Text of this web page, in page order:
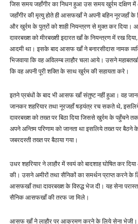
जिस समय जहाँगीर का निधन हुआ उस समय खुर्रम दक्षिण में
जहाँगीर की मृत्यु होते ही आसफखाँ ने अपनी बहिन नूरजहाँ के
और खुर्रम के पुत्रों को शाही नियन्त्रण से मुक्त कर
दावरबख्श को मीरबख्शी इदारत खाँ के नियन्त्रण में रख
आदमी था। इसके बाद आसफ खाँ ने बनारसीदास नामक
भिजवाया कि वह अविलम्ब लाहौर चला आये। उसने
कि वह अपनी पूरी शक्ति के साथ खुर्रम की सहायता करे।
इतने प्रबंधों के बाद भी आसफ खाँ संतुष्ट नहीं हुआ। वह
जानकर शहरियार तथा नूरजहाँ षड़यंत्र रच सकते थे,
दावरबख्श को तख्त पर बिठा दिया जिससे खुर्रम के पहुँचने
अपने अन्तिम परिणाम को जानता था इसलिये तख्त पर
जबरदस्ती तख्त पर बैठाया गया।
उधर शहरियार ने लाहौर में स्वयं को बादशाह घोषित कर
की। उसने अमीरों तथा सैनिकों का समर्थन प्राप्त करने के
आसफखाँ तथा दावरबख्श के विरुद्ध भेज दी। यह सेना
सैनिक आसफखाँ की तरफ जा मिले।
आसफ खाँ ने लाहौर पर आक्रमण करने के लिये सेना भेजी।